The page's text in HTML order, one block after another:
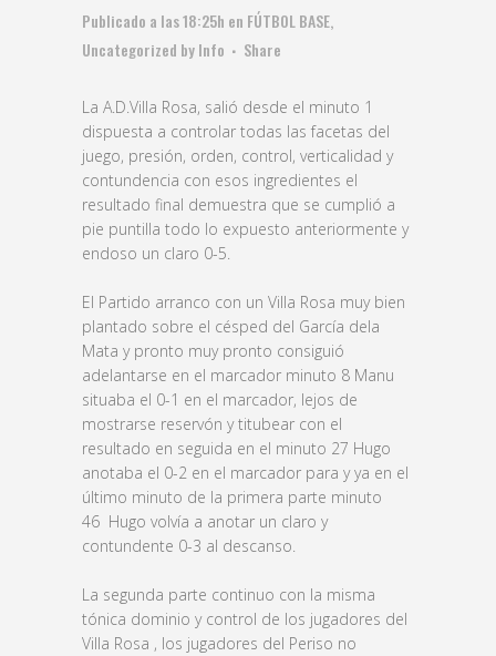
Publicado a las 18:25h en FÚTBOL BASE
Uncategorized byInfo Share
La A.D.Villa Rosa, salió desde el minuto 1
dispuesta a controlar todas las facetas del
juego, presión, orden, control, verticalidad y
contundencia con esos ingredientes el
resultado final demuestra que se cumplió a
pie puntilla todo lo expuesto anteriormente y
endoso un claro 0-5.
El Partido arranco con un Villa Rosa muy bien
plantado sobre el césped del García dela
Mata y pronto muy pronto consiguió
adelantarse en el marcador minuto 8 Manu
situaba el 0-1 en el marcador, lejos de
mostrarse reservón y titubear con el
resultado en seguida en el minuto 27 Hugo
anotaba el 0-2 en el marcador para y ya en el
último minuto de la primera parte minuto
46 Hugo volvía a anotar un claro y
contundente 0-3 al descanso.
La segunda parte continuo con la misma
tónica dominio y control de los jugadores del
Villa Rosa , los jugadores del Periso no